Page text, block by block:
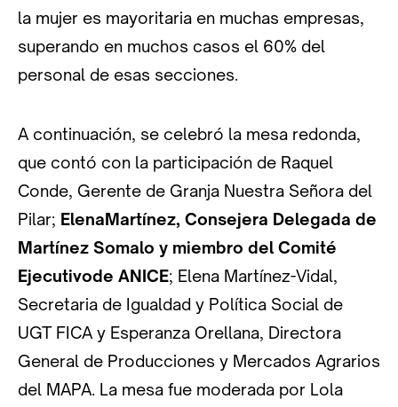
la mujer es mayoritaria en muchas empresas,
superando en muchos casos el 60% del
personal de esas secciones.
A continuación, se celebró la mesa redonda,
que contó con la participación de Raquel
Conde, Gerente de Granja Nuestra Señora del
Pilar; ElenaMartínez, Consejera Delegada de
Martínez Somalo y miembro del Comité
Ejecutivode ANICE; Elena Martínez-Vidal,
Secretaria de Igualdad y Política Social de
UGT FICA y Esperanza Orellana, Directora
General de Producciones y Mercados Agrarios
del MAPA. La mesa fue moderada por Lola